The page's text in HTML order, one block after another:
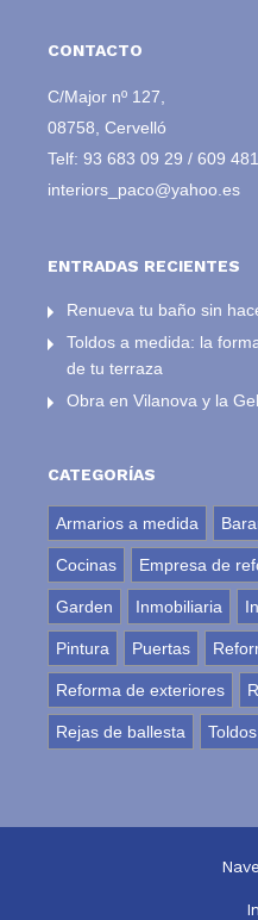
CONTACTO
C/Major nº 127,
08758, Cervelló
Telf: 93 683 09 29 / 609
interiors_paco@yahoo.es
ENTRADAS RECIENTES
Renueva tu baño sin
Toldos a medida: la
de tu terraza
Obra en Vilanova y la
CATEGORÍAS
Armarios a medida
Cocinas Empresa de
Garden Inmobiliaria
Pintura Puertas
Reforma de exteriores
Rejas de ballesta Toldos